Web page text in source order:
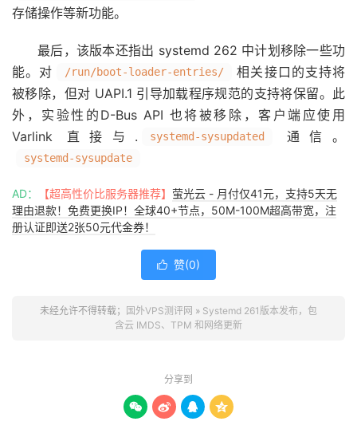
存储操作等新功能。
最后，该版本还指出 systemd 262 中计划移除一些功
能。对
/run/boot-loader-entries/
相关接口的支持将
被移除，但对 UAPI.1 引导加载程序规范的支持将保留。此
外，实验性的D-Bus API 也将被移除，客户端应使用
Varlink 直接与.
systemd-sysupdated 通信。
systemd-sysupdate
AD： 【超高性价比服务器推荐】 萤光云 - 月付仅41元，支持5天无
理由退款！免费更换IP！全球40+节点，50M-100M超高带宽，注
册认证即送2张50元代金券！
 赞(0)
未经允许不得转载； 国外VPS测评网 » Systemd 261版本发布，包
含云 IMDS、TPM 和网络更新
分享到
   